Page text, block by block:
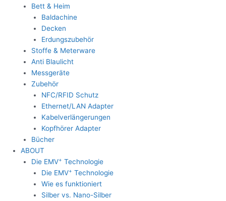
Bett & Heim
Baldachine
Decken
Erdungszubehör
Stoffe & Meterware
Anti Blaulicht
Messgeräte
Zubehör
NFC/RFID Schutz
Ethernet/LAN Adapter
Kabelverlängerungen
Kopfhörer Adapter
Bücher
ABOUT
Die EMV+ Technologie
Die EMV+ Technologie
Wie es funktioniert
Silber vs. Nano-Silber